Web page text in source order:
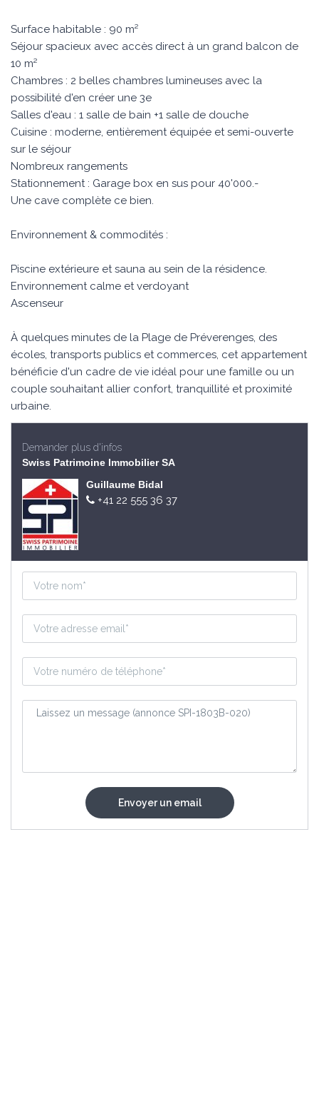
Surface habitable : 90 m²
Séjour spacieux avec accès direct à un grand balcon de
10 m²
Chambres : 2 belles chambres lumineuses avec la
possibilité d'en créer une 3e
Salles d'eau : 1 salle de bain +1 salle de douche
Cuisine : moderne, entièrement équipée et semi-ouverte
sur le séjour
Nombreux rangements
Stationnement : Garage box en sus pour 40'000.-
Une cave complète ce bien.
Environnement & commodités :
Piscine extérieure et sauna au sein de la résidence.
Environnement calme et verdoyant
Ascenseur
À quelques minutes de la Plage de Préverenges, des
écoles, transports publics et commerces, cet appartement
bénéficie d'un cadre de vie idéal pour une famille ou un
couple souhaitant allier confort, tranquillité et proximité
urbaine.
Demander plus d'infos
Swiss Patrimoine Immobilier SA
Guillaume Bidal
+41 22 555 36 37